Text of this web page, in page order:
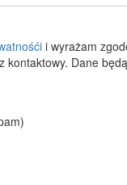
i wyrażam
kontaktowy. Dane